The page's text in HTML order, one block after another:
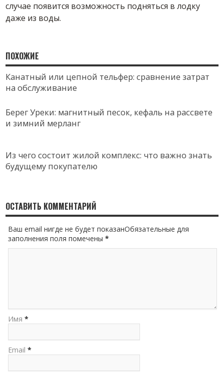
случае появится возможность подняться в лодку
даже из воды.
ПОХОЖИЕ
Канатный или цепной тельфер: сравнение затрат
на обслуживание
Берег Уреки: магнитный песок, кефаль на рассвете
и зимний мерланг
Из чего состоит жилой комплекс: что важно знать
будущему покупателю
ОСТАВИТЬ КОММЕНТАРИЙ
Ваш email нигде не будет показанОбязательные для
заполнения поля помечены*
Имя *
Email *